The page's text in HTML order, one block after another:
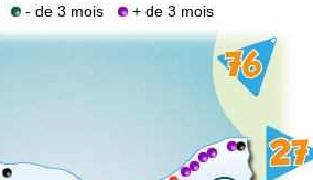
- de 3 mois + de 3 mois